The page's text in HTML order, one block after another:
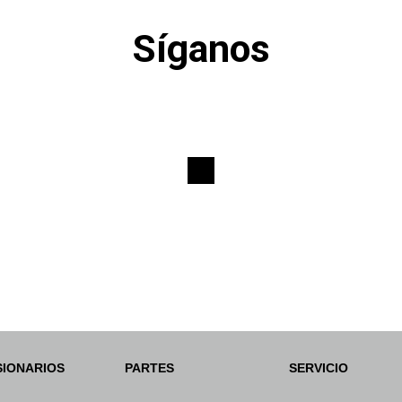
Síganos
PARTES SERVICIO